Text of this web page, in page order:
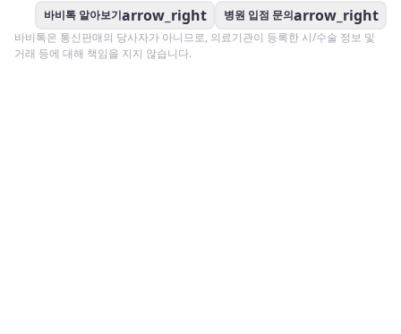
바비톡 알아보기arrow_right 병원 입점 문의arrow_right
바비톡은 통신판매의 당사자가 아니므로, 의료기관이 등록한 시/수술 정보 및
거래 등에 대해 책임을 지지 않습니다.